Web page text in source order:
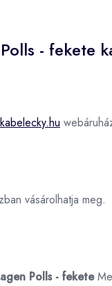
- fekete
kabelecky.hu
vásárolhatja meg.
Polls - fekete